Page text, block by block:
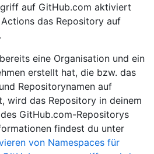
auf GitHub.com aktiviert
das Repository auf
eine Organisation und ein
erstellt hat, die bzw. das
Repositorynamen auf
wird das Repository in deinem
GitHub.com-Repositorys
findest du unter
von Namespaces für